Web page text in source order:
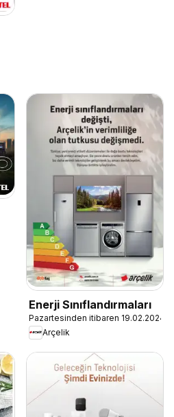
Enerji Sınıflandırmaları
Pazartesinden itibaren 19.02.2024
Arçelik